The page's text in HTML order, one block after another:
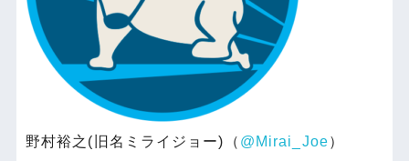
野村裕之(旧名ミライジョー)（ @Mirai_Joe）